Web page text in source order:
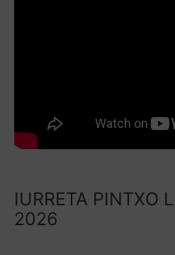
IURRETA PINTXO
2026